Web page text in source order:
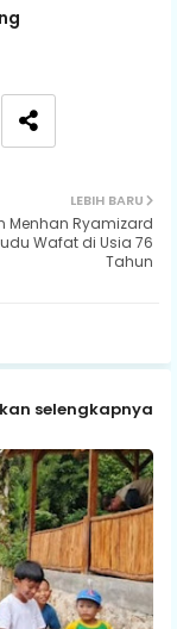
LEBIH BARU
Menhan Ryamizard
Wafat di Usia 76
Tahun
selengkapnya